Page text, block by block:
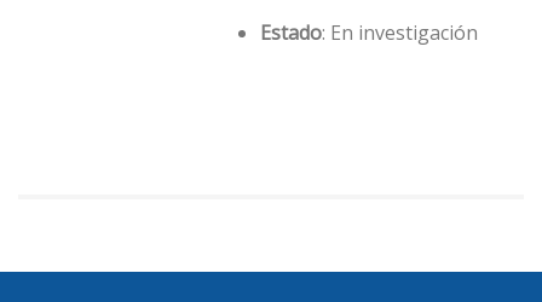
Estado: En investigación